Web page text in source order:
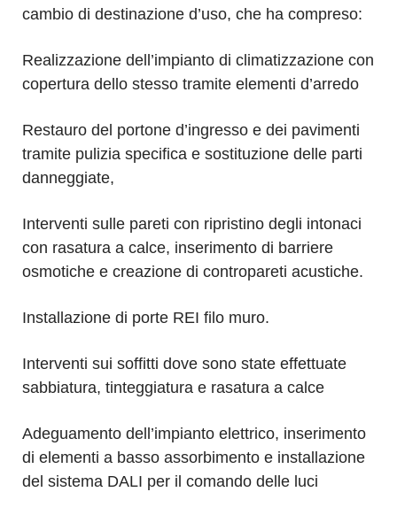
cambio di destinazione d’uso, che ha compreso:
Realizzazione dell’impianto di climatizzazione con
copertura dello stesso tramite elementi d’arredo
Restauro del portone d’ingresso e dei pavimenti
tramite pulizia specifica e sostituzione delle parti
danneggiate,
Interventi sulle pareti con ripristino degli intonaci
con rasatura a calce, inserimento di barriere
osmotiche e creazione di contropareti acustiche.
Installazione di porte REI filo muro.
Interventi sui soffitti dove sono state effettuate
sabbiatura, tinteggiatura e rasatura a calce
Adeguamento dell’impianto elettrico, inserimento
di elementi a basso assorbimento e installazione
del sistema DALI per il comando delle luci